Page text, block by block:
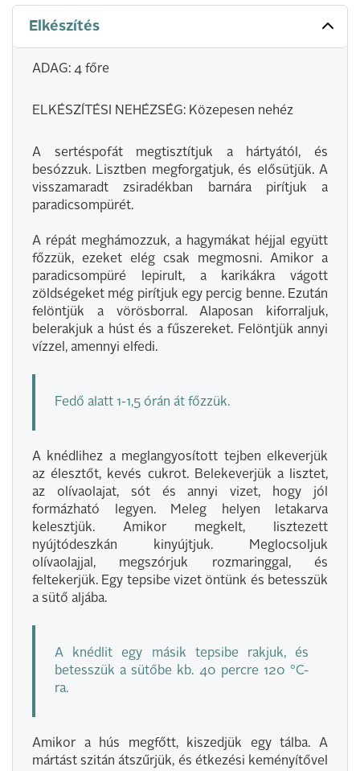
Elkészítés
ADAG: 4 főre
ELKÉSZÍTÉSI NEHÉZSÉG: Közepesen nehéz
A sertéspofát megtisztítjuk a hártyától, és
besózzuk. Lisztben megforgatjuk, és elősütjük. A
visszamaradt zsiradékban barnára pirítjuk a
paradicsompürét.
A répát meghámozzuk, a hagymákat héjjal együtt
főzzük, ezeket elég csak megmosni. Amikor a
paradicsompüré lepirult, a karikákra vágott
zöldségeket még pirítjuk egy percig benne. Ezután
felöntjük a vörösborral. Alaposan kiforraljuk,
belerakjuk a húst és a fűszereket. Felöntjük annyi
vízzel, amennyi elfedi.
Fedő alatt 1-1,5 órán át főzzük.
A knédlihez a meglangyosított tejben elkeverjük
az élesztőt, kevés cukrot. Belekeverjük a lisztet,
az olívaolajat, sót és annyi vizet, hogy jól
formázható legyen. Meleg helyen letakarva
kelesztjük. Amikor megkelt, lisztezett
nyújtódeszkán kinyújtjuk. Meglocsoljuk
olívaolajjal, megszórjuk rozmaringgal, és
feltekerjük. Egy tepsibe vizet öntünk és betesszük
a sütő aljába.
A knédlit egy másik tepsibe rakjuk, és
betesszük a sütőbe kb. 40 percre 120 °C-
ra.
Amikor a hús megfőtt, kiszedjük egy tálba. A
mártást szitán átszűrjük, és étkezési keményítővel